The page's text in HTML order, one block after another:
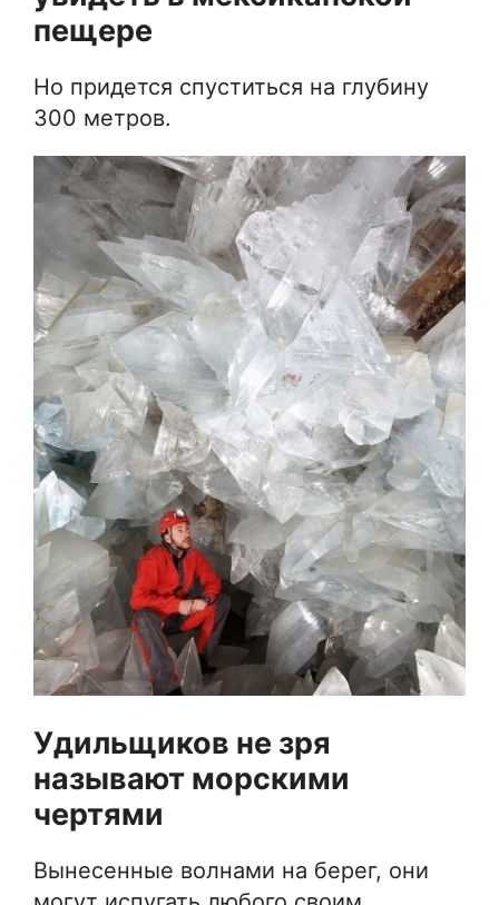
пещере
Но придется спуститься на глубину
300 метров.
Удильщиков не зря
называют морскими
чертями
Вынесенные волнами на берег, они